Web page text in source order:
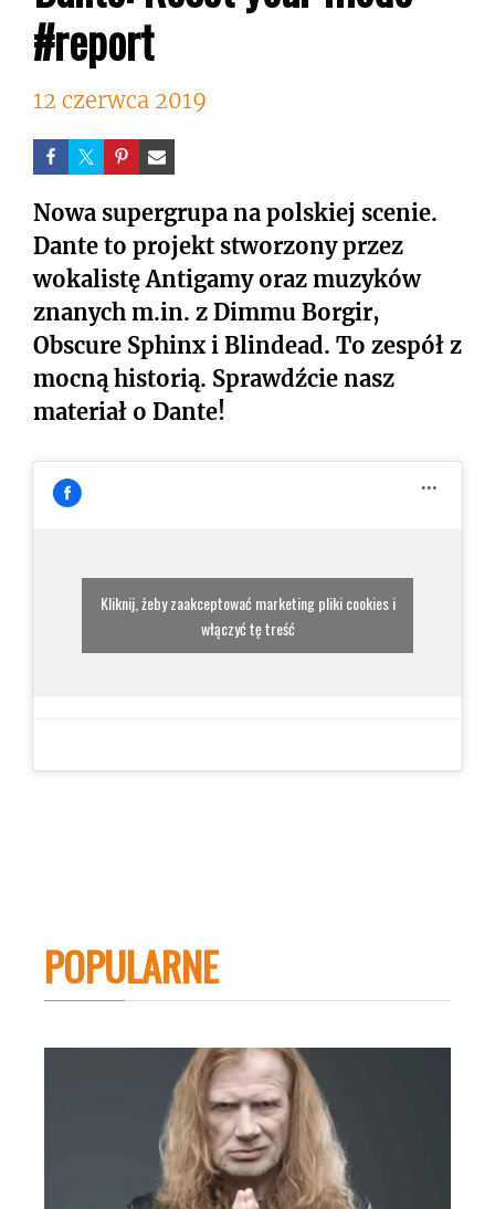
#report
12 czerwca 2019
Nowa supergrupa na polskiej scenie.
Dante to projekt stworzony przez
wokalistę Antigamy oraz muzyków
znanych m.in. z Dimmu Borgir,
Obscure Sphinx i Blindead. To zespół z
mocną historią. Sprawdźcie nasz
materiał o Dante!
Kliknij, żeby zaakceptować marketing pliki cookies i
włączyć tę treść
POPULARNE